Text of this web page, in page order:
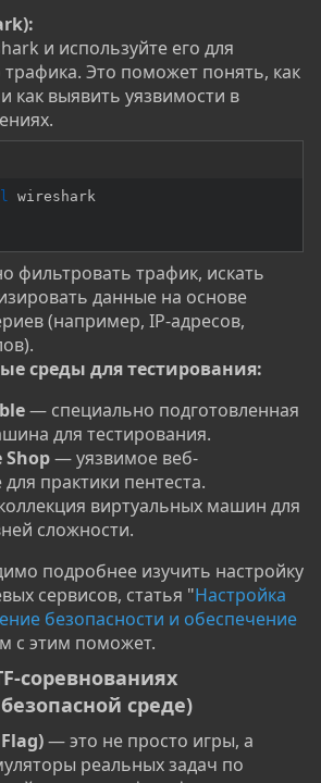
и используйте его для
трафика. Это поможет понять, как
как выявить уязвимости в
фильтровать трафик, искать
данные на основе
(например, IP-адресов,
среды для тестирования:
— специально подготовленная
для тестирования.
Shop— уязвимое веб-
практики пентеста.
виртуальных машин для
сложности.
подробнее изучить настройку
сервисов, статья "Настройка
безопасности и обеспечение
с этим поможет.
соревнованиях
среде)​
— это не просто игры, а
реальных задач по